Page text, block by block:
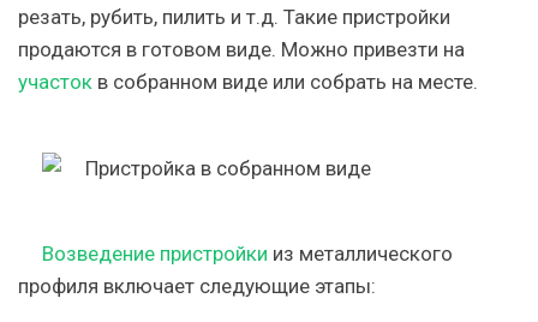
резать, рубить, пилить и т.д. Такие пристройки
продаются в готовом виде. Можно привезти на
участок в собранном виде или собрать на месте.
Возведение пристройки из металлического
профиля включает следующие этапы: